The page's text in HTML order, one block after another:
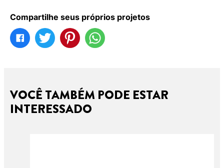
Compartilhe seus próprios projetos
VOCÊ TAMBÉM PODE ESTAR
INTERESSADO